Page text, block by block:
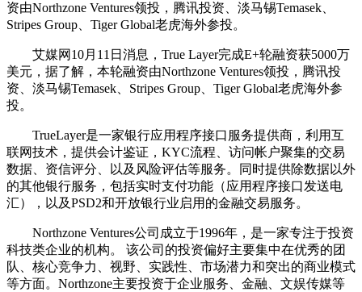
资由Northzone Ventures领投，腾讯投资、淡马锡Temasek、
Stripes Group、Tiger Global老虎海外参投。
艾媒网10月11日消息，True Layer完成E+轮融资获5000万
美元，据了解，本轮融资由Northzone Ventures领投，腾讯投
资、淡马锡Temasek、Stripes Group、Tiger Global老虎海外参
投。
TrueLayer是一家银行应用程序接口服务提供商，利用互
联网技术，提供会计鉴证，KYC流程、访问帐户聚集的交易
数据、资信评分、以及风险评估等服务。同时提供除数据以外
的其他银行服务，包括实时支付功能（应用程序接口发送电
汇），以及PSD2和开放银行业启用的金融交易服务。
‌Northzone Ventures公司成立于1996年，是一家专注于投资
科技类企业的机构。‌ 该公司的投资偏好主要集中在优秀的团
队、核心竞争力、视野、实践性、市场潜力和突出的商业模式
等方面。Northzone主要投资于企业服务、金融、文娱传媒等